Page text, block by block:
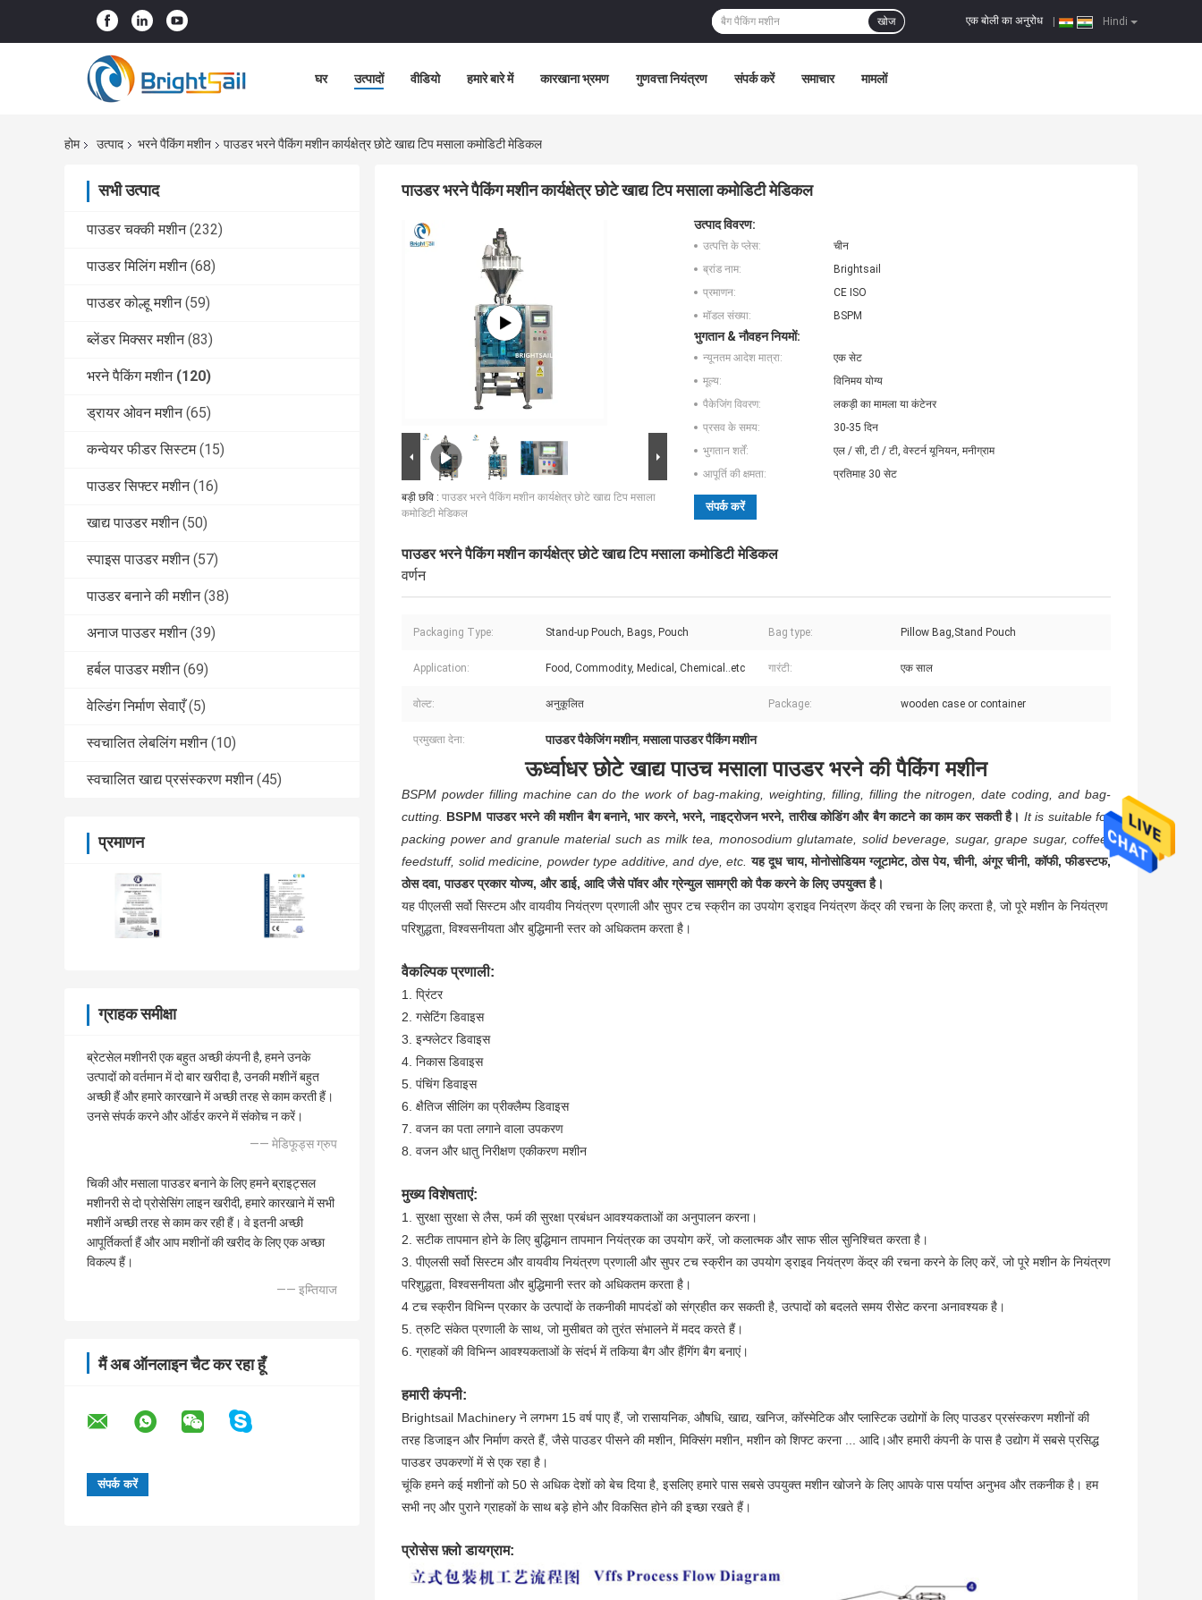
Hindi
एक बोली का अनुरोध
खोज
घर उत्पादों वीडियो हमारे बारे में कारखाना भ्रमण गुणवत्ता नियंत्रण संपर्क करें समाचार मामलों
होम उत्पाद भरने पैकिंग मशीन पाउडर भरने पैकिंग मशीन कार्यक्षेत्र छोटे खाद्य टिप मसाला कमोडिटी मेडिकल
सभी उत्पाद
पाउडर चक्की मशीन (232)
पाउडर मिलिंग मशीन (68)
पाउडर कोल्हू मशीन (59)
ब्लेंडर मिक्सर मशीन (83)
भरने पैकिंग मशीन (120)
ड्रायर ओवन मशीन (65)
कन्वेयर फीडर सिस्टम (15)
पाउडर सिफ्टर मशीन (16)
खाद्य पाउडर मशीन (50)
स्पाइस पाउडर मशीन (57)
पाउडर बनाने की मशीन (38)
अनाज पाउडर मशीन (39)
हर्बल पाउडर मशीन (69)
वेल्डिंग निर्माण सेवाएँ (5)
स्वचालित लेबलिंग मशीन (10)
स्वचालित खाद्य प्रसंस्करण मशीन (45)
प्रमाणन
ग्राहक समीक्षा
ब्रेटसेल मशीनरी एक बहुत अच्छी कंपनी है, हमने उनके
उत्पादों को वर्तमान में दो बार खरीदा है, उनकी मशीनें बहुत
अच्छी हैं और हमारे कारखाने में अच्छी तरह से काम करती हैं।
उनसे संपर्क करने और ऑर्डर करने में संकोच न करें।
—— मेडिफूड्स ग्रुप
चिकी और मसाला पाउडर बनाने के लिए हमने ब्राइट्सल
मशीनरी से दो प्रोसेसिंग लाइन खरीदी, हमारे कारखाने में सभी
मशीनें अच्छी तरह से काम कर रही हैं। वे इतनी अच्छी
आपूर्तिकर्ता हैं और आप मशीनों की खरीद के लिए एक अच्छा
विकल्प हैं।
—— इम्तियाज
मैं अब ऑनलाइन चैट कर रहा हूँ
पाउडर भरने पैकिंग मशीन कार्यक्षेत्र छोटे खाद्य टिप मसाला कमोडिटी मेडिकल
बड़ी छवि : पाउडर भरने पैकिंग मशीन कार्यक्षेत्र छोटे खाद्य टिप मसाला
कमोडिटी मेडिकल
उत्पाद विवरण:
उत्पत्ति के प्लेस:
चीन
ब्रांड नाम:
Brightsail
प्रमाणन:
CE ISO
मॉडल संख्या:
BSPM
भुगतान & नौवहन नियमों:
न्यूनतम आदेश मात्रा:
एक सेट
मूल्य:
विनिमय योग्य
पैकेजिंग विवरण:
लकड़ी का मामला या कंटेनर
प्रसव के समय:
30-35 दिन
भुगतान शर्तें:
एल / सी, टी / टी, वेस्टर्न यूनियन, मनीग्राम
आपूर्ति की क्षमता:
प्रतिमाह 30 सेट
संपर्क करें
पाउडर भरने पैकिंग मशीन कार्यक्षेत्र छोटे खाद्य टिप मसाला कमोडिटी मेडिकल
वर्णन
Packaging Type: Stand-up Pouch, Bags, Pouch Bag type: Pillow Bag,Stand Pouch
Application: Food, Commodity, Medical, Chemical..etc गारंटी: एक साल
वोल्ट: अनुकूलित Package: wooden case or container
प्रमुखता देना: पाउडर पैकेजिंग मशीन,मसाला पाउडर पैकिंग मशीन
ऊर्ध्वाधर छोटे खाद्य पाउच मसाला पाउडर भरने की पैकिंग मशीन
BSPM powder filling machine can do the work of bag-making, weighting, filling, filling the nitrogen, date coding, and bag-
cutting. BSPM पाउडर भरने की मशीन बैग बनाने, भार करने, भरने, नाइट्रोजन भरने, तारीख कोडिंग और बैग काटने का काम कर सकती है। It is suitable for
packing power and granule material such as milk tea, monosodium glutamate, solid beverage, sugar, grape sugar, coffee,
feedstuff, solid medicine, powder type additive, and dye, etc. यह दूध चाय, मोनोसोडियम ग्लूटामेट, ठोस पेय, चीनी, अंगूर चीनी, कॉफी, फीडस्टफ,
ठोस दवा, पाउडर प्रकार योज्य, और डाई, आदि जैसे पॉवर और ग्रेन्युल सामग्री को पैक करने के लिए उपयुक्त है।
यह पीएलसी सर्वो सिस्टम और वायवीय नियंत्रण प्रणाली और सुपर टच स्क्रीन का उपयोग ड्राइव नियंत्रण केंद्र की रचना के लिए करता है, जो पूरे मशीन के नियंत्रण
परिशुद्धता, विश्वसनीयता और बुद्धिमानी स्तर को अधिकतम करता है।
वैकल्पिक प्रणाली:
1. प्रिंटर
2. गसेटिंग डिवाइस
3. इन्फ्लेटर डिवाइस
4. निकास डिवाइस
5. पंचिंग डिवाइस
6. क्षैतिज सीलिंग का प्रीक्लैम्प डिवाइस
7. वजन का पता लगाने वाला उपकरण
8. वजन और धातु निरीक्षण एकीकरण मशीन
मुख्य विशेषताएं:
1. सुरक्षा सुरक्षा से लैस, फर्म की सुरक्षा प्रबंधन आवश्यकताओं का अनुपालन करना।
2. सटीक तापमान होने के लिए बुद्धिमान तापमान नियंत्रक का उपयोग करें, जो कलात्मक और साफ सील सुनिश्चित करता है।
3. पीएलसी सर्वो सिस्टम और वायवीय नियंत्रण प्रणाली और सुपर टच स्क्रीन का उपयोग ड्राइव नियंत्रण केंद्र की रचना करने के लिए करें, जो पूरे मशीन के नियंत्रण
परिशुद्धता, विश्वसनीयता और बुद्धिमानी स्तर को अधिकतम करता है।
4 टच स्क्रीन विभिन्न प्रकार के उत्पादों के तकनीकी मापदंडों को संग्रहीत कर सकती है, उत्पादों को बदलते समय रीसेट करना अनावश्यक है।
5. त्रुटि संकेत प्रणाली के साथ, जो मुसीबत को तुरंत संभालने में मदद करते हैं।
6. ग्राहकों की विभिन्न आवश्यकताओं के संदर्भ में तकिया बैग और हैंगिंग बैग बनाएं।
हमारी कंपनी:
Brightsail Machinery ने लगभग 15 वर्ष पाए हैं, जो रासायनिक, औषधि, खाद्य, खनिज, कॉस्मेटिक और प्लास्टिक उद्योगों के लिए पाउडर प्रसंस्करण मशीनों की
तरह डिजाइन और निर्माण करते हैं, जैसे पाउडर पीसने की मशीन, मिक्सिंग मशीन, मशीन को शिफ्ट करना ... आदि।और हमारी कंपनी के पास है उद्योग में सबसे प्रसिद्ध
पाउडर उपकरणों में से एक रहा है।
चूंकि हमने कई मशीनों को 50 से अधिक देशों को बेच दिया है, इसलिए हमारे पास सबसे उपयुक्त मशीन खोजने के लिए आपके पास पर्याप्त अनुभव और तकनीक है। हम
सभी नए और पुराने ग्राहकों के साथ बड़े होने और विकसित होने की इच्छा रखते हैं।
प्रोसेस फ़्लो डायग्राम: